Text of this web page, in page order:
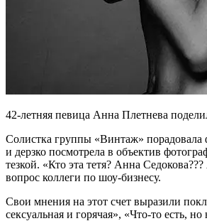
42-летняя певица Анна Плетнева
Солистка группы «Винтаж»
и дерзко посмотрела в объектив
тезкой. «Кто эта тетя? Анна
вопрос коллеги по шоу-бизнесу.
Свои мнения на этот счет выразили
сексуальная и горячая», «Что-то есть,